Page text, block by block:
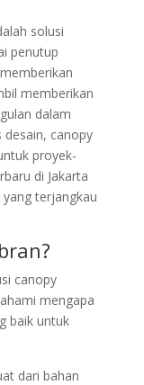
solusi
penutup
memberikan
dalam
desain, canopy
proyek-
di Jakarta
terjangkau
canopy
mengapa
baik untuk
dari bahan